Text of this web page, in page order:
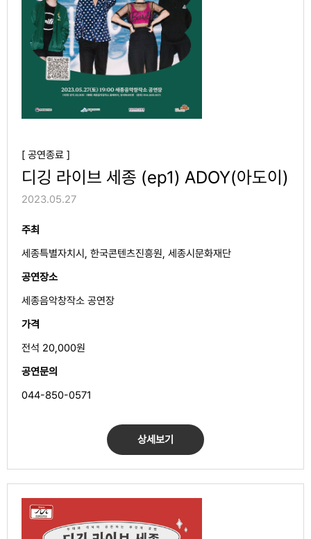
[ 공연종료 ]
디깅 라이브 세종 (ep1) ADOY(아도이)
2023.05.27
주최
세종특별자치시, 한국콘텐츠진흥원, 세종시문화재단
공연장소
세종음악창작소 공연장
가격
전석 20,000원
공연문의
044-850-0571
상세보기